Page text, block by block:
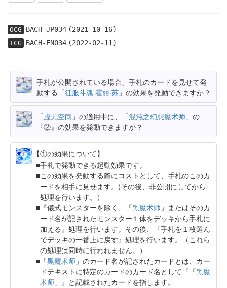
OCG BACH-JP034(2021-10-16)
TCG BACH-EN034(2022-02-11)
手札が公開されている場合、手札のカードを見せて発
動する「征服斗魂 霍丽·苏 」の効果を発動できますか？
「虚无空间 」の適用中に、「混沌之幻想魔术师 」の
『②』の効果を発動できますか？
【①の効果について】
手札で発動できる起動効果です。
この効果を発動する際にコストとして、手札のこのカ
ードを相手に見せます。(その後、非公開にしてから
処理を行います。）
『儀式モンスターを除く、「黑魔术师 」またはそのカ
ード名が記されたモンスター１体をデッキから手札に
加える』処理を行います。その後、『手札を１枚選ん
でデッキの一番上に戻す』処理を行います。（これら
の処理は同時に行われません。）
「黑魔术师 」のカード名が記されたカードとは、カー
ドテキストに特定のカードのカード名として『「黑魔
术师 」』と記載されたカードを指します。